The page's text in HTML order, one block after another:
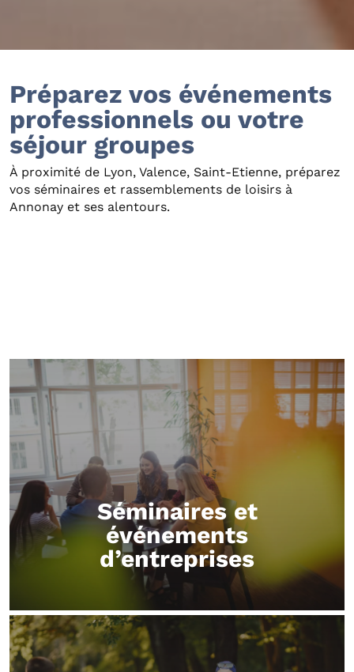
Préparez vos événements
professionnels ou votre
séjour groupes
À proximité de Lyon, Valence, Saint-Etienne, préparez
vos séminaires et rassemblements de loisirs à
Annonay et ses alentours.
Séminaires et
événements
d’entreprises